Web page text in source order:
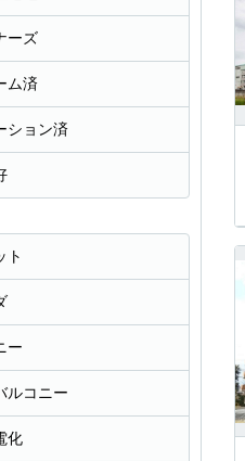
ーズ
ム済
ション済
ト
ー
ルコニー
化